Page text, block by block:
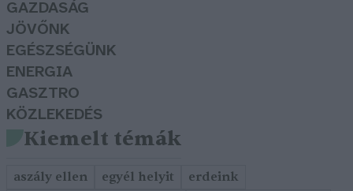
GAZDASÁG
JÖVŐNK
EGÉSZSÉGÜNK
ENERGIA
GASZTRO
KÖZLEKEDÉS
Kiemelt témák
aszály ellen egyél helyit
erdeink